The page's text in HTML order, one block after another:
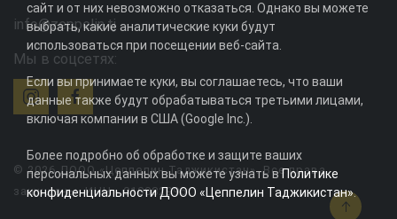
info@zeppelin.tj
Мы в соцсетях:
© 2026 ДООО «Цеппелин Таджикистан». Все права
защищены. ИНН - 010082996
сайт и от них невозможно отказаться. Однако вы можете
выбрать, какие аналитические куки будут
использоваться при посещении веб-сайта.
Если вы принимаете куки, вы соглашаетесь, что ваши
данные также будут обрабатываться третьими лицами,
включая компании в США (Google Inc.).
Более подробно об обработке и защите ваших
персональных данных вы можете узнать вПолитике
конфиденциальности ДООО «Цеппелин Таджикистан».